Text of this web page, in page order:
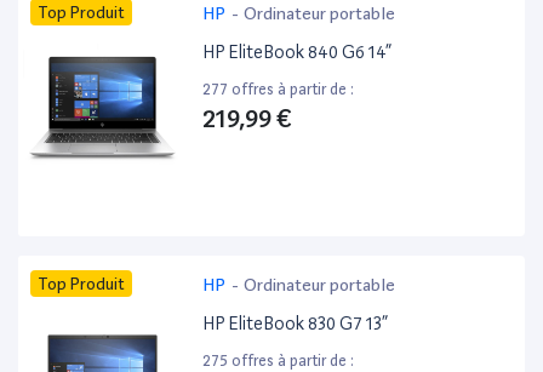
Top Produit HP - Ordinateur portable
HP EliteBook 840 G6 14”
277 offres à partir de :
219,99 €
Top Produit HP - Ordinateur portable
HP EliteBook 830 G7 13”
275 offres à partir de :